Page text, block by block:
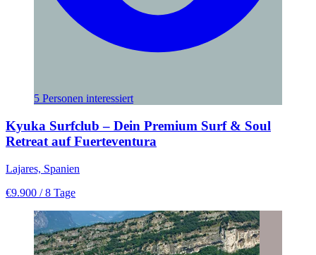
5 Personen interessiert
Kyuka Surfclub – Dein Premium Surf & Soul
Retreat auf Fuerteventura
Lajares, Spanien
€9.900 / 8 Tage